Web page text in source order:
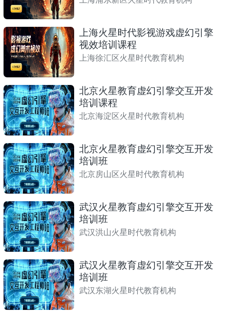
上海火星时代影视游戏虚幻引擎
视效培训课程
上海徐汇区火星时代教育机构
北京火星教育虚幻引擎交互开发
培训课程
北京海淀区火星时代教育机构
北京火星教育虚幻引擎交互开发
培训班
北京房山区火星时代教育机构
武汉火星教育虚幻引擎交互开发
培训班
武汉洪山火星时代教育机构
武汉火星教育虚幻引擎交互开发
培训班
武汉东湖火星时代教育机构